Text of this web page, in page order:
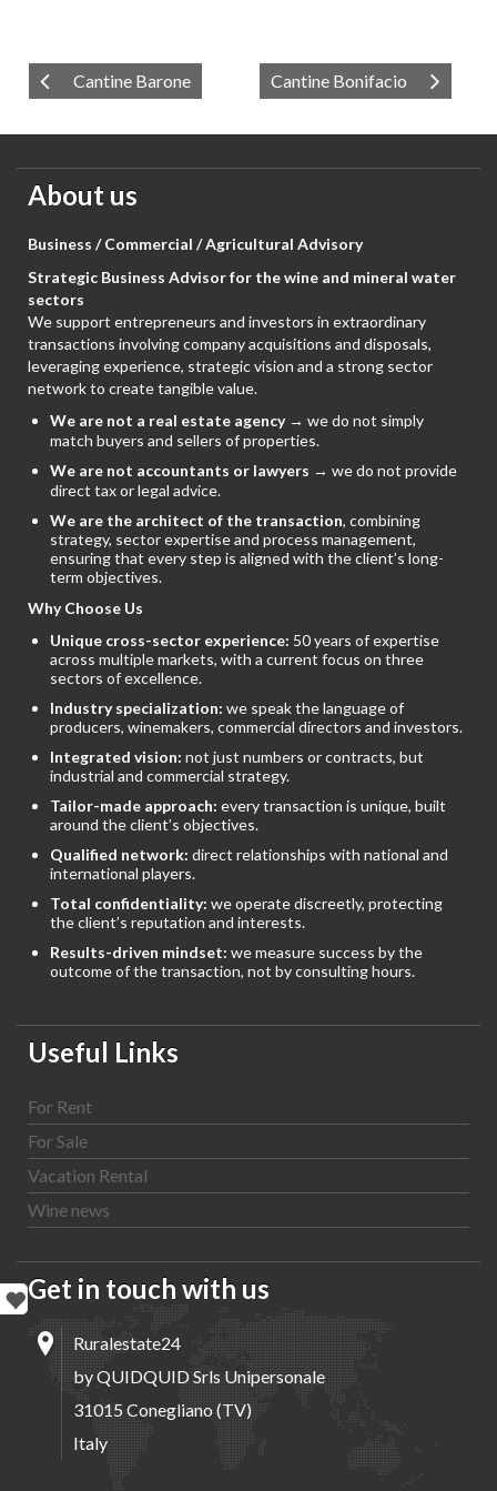
Cantine Barone Cantine Bonifacio
About us
Business / Commercial / Agricultural Advisory
Strategic Business Advisor for the wine and mineral water
sectors
We support entrepreneurs and investors in extraordinary
transactions involving company acquisitions and disposals,
leveraging experience, strategic vision and a strong sector
network to create tangible value.
We are not a real estate agency→ we do not simply
match buyers and sellers of properties.
We are not accountants or lawyers → we do not provide
direct tax or legal advice.
We are the architect of the transaction, combining
strategy, sector expertise and process management,
ensuring that every step is aligned with the client’s long-
term objectives.
Why Choose Us
Unique cross-sector experience: 50 years of expertise
across multiple markets, with a current focus on three
sectors of excellence.
Industry specialization: we speak the language of
producers, winemakers, commercial directors and investors.
Integrated vision: not just numbers or contracts, but
industrial and commercial strategy.
Tailor-made approach: every transaction is unique, built
around the client’s objectives.
Qualified network: direct relationships with national and
international players.
Total confidentiality: we operate discreetly, protecting
the client’s reputation and interests.
Results-driven mindset: we measure success by the
outcome of the transaction, not by consulting hours.
Useful Links
For Rent
For Sale
Vacation Rental
Wine news
Get in touch with us
Ruralestate24
by QUIDQUID Srls Unipersonale
31015 Conegliano (TV)
Italy